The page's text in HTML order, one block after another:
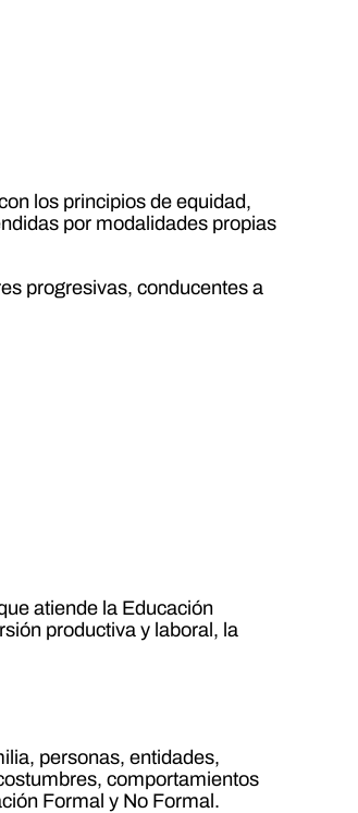
los principios de equidad,
por modalidades propias
progresivas, conducentes a
atiende la Educación
productiva y laboral, la
personas, entidades,
comportamientos
Formal y No Formal.